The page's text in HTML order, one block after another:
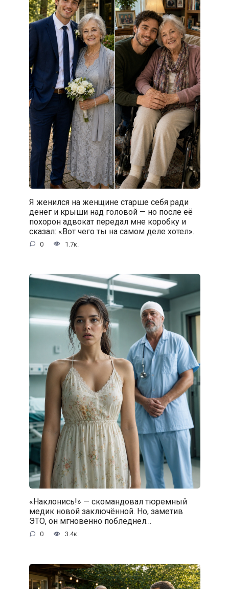
Я женился на женщине старше себя ради
денег и крыши над головой — но после её
похорон адвокат передал мне коробку и
сказал: «Вот чего ты на самом деле хотел».
0 1.7к.
«Наклонись!» — скомандовал тюремный
медик новой заключённой. Но, заметив
ЭТО, он мгновенно побледнел…
0 3.4к.